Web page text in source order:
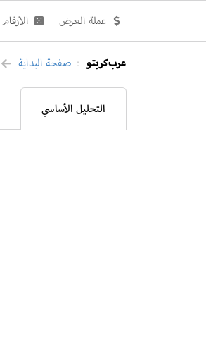
عملة العرض الأرقام
عرب كربتو : صفحة البداية
التحليل الأساسي